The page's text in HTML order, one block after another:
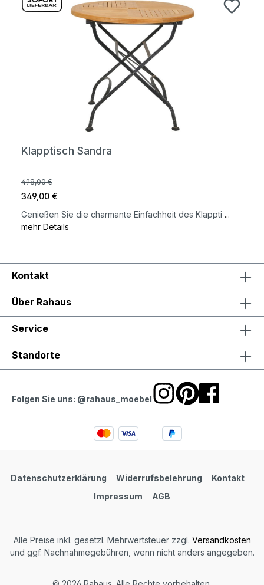
Klapptisch Sandra
498,00 €
349,00 €
Genießen Sie die charmante Einfachheit des Klappti ...
mehr Details
Kontakt
Über Rahaus
Service
Standorte
Folgen Sie uns: @rahaus_moebel
Datenschutzerklärung Widerrufsbelehrung
Kontakt
Impressum
AGB
Alle Preise inkl. gesetzl. Mehrwertsteuer zzgl. Versandkosten
und ggf. Nachnahmegebühren, wenn nicht anders angegeben.